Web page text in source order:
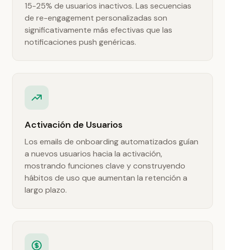
15-25% de usuarios inactivos. Las secuencias
de re-engagement personalizadas son
significativamente más efectivas que las
notificaciones push genéricas.
Activación de Usuarios
Los emails de onboarding automatizados guían
a nuevos usuarios hacia la activación,
mostrando funciones clave y construyendo
hábitos de uso que aumentan la retención a
largo plazo.